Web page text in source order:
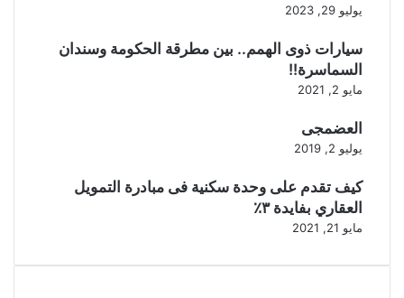
يوليو 29, 2023
سيارات ذوى الهمم.. بين مطرقة الحكومة وسندان
السماسرة!!
مايو 2, 2021
العضمجى
يوليو 2, 2019
كيف تقدم على وحدة سكنية فى مبادرة التمويل
العقاري بفايدة ٣٪
مايو 21, 2021